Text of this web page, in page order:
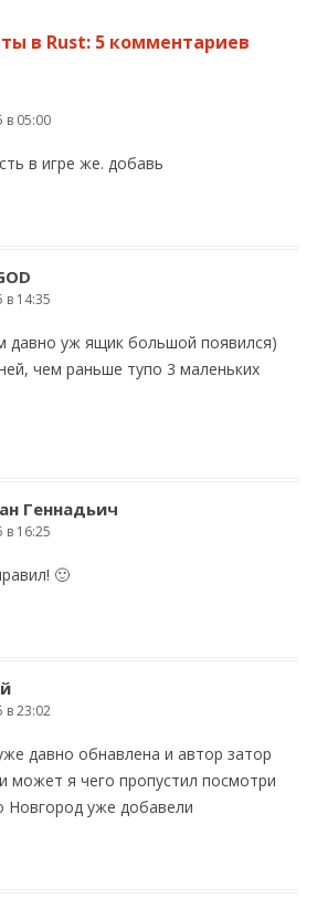
в Rust: 5 комментариев
в 05:00
в игре же. добавь
в 14:35
давно уж ящик большой появился)
чем раньше тупо 3 маленьких
Геннадьич
в 16:25
🙂
в 23:02
давно обнавлена и автор затор
может я чего пропустил посмотри
Новгород уже добавели